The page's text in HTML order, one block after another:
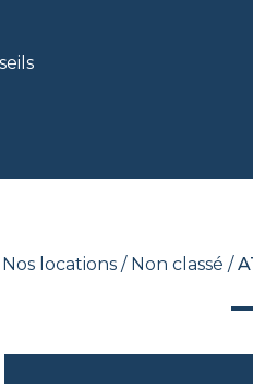
Nos locations / Non classé /